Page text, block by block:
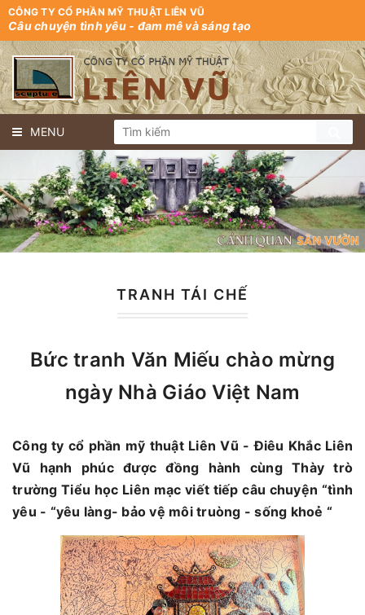
CÔNG TY CỔ PHẦN MỸ THUẬT LIÊN VŨ
Câu chuyện tình yêu - đam mê và sáng tạo
MENU
TRANH TÁI CHẾ
Bức tranh Văn Miếu chào mừng
ngày Nhà Giáo Việt Nam
Công ty cổ phần mỹ thuật Liên Vũ - Điêu Khắc Liên
Vũ hạnh phúc được đồng hành cùng Thày trò
trường Tiểu học Liên mạc viết tiếp câu chuyện “tình
yêu - “yêu làng- bảo vệ môi truòng - sống khoẻ “